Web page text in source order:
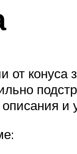
от конуса
и